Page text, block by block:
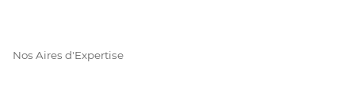
Nos Aires d'Expertise